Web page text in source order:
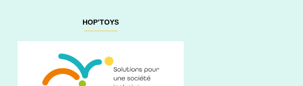
HOP’TOYS